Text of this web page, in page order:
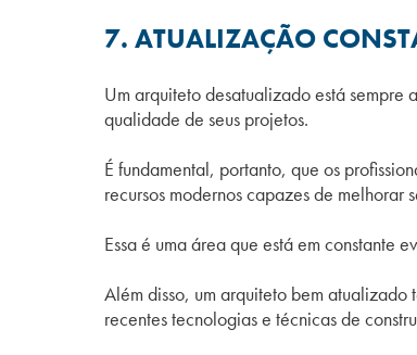
7. ATUALIZAÇÃO
Um arquiteto desatualizado está sempre
qualidade de seus projetos.
É fundamental, portanto, que os
recursos modernos capazes de melhorar
Essa é uma área que está em constante
Além disso, um arquiteto bem atualizado
recentes tecnologias e técnicas de